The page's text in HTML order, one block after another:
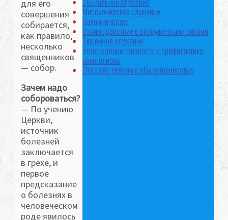
для его
совершения
собирается,
как правило,
несколько
священников
— собор.
Зачем надо
собороваться?
— По учению
Церкви,
источник
болезней
заключается
в грехе, и
первое
предсказание
о болезнях в
человеческом
роде явилось
Миссионерское служение
Паломничество
Взаимодействие с вооруженными силами
Тюремное служение
Утверждение трезвости и профилактика
алкоголизма
Отдел по связям с общественностью